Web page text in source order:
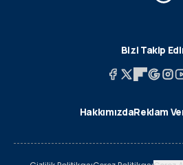
Bizi Takip
HakkımızdaReklam